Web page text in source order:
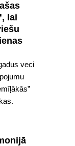
lai
veci